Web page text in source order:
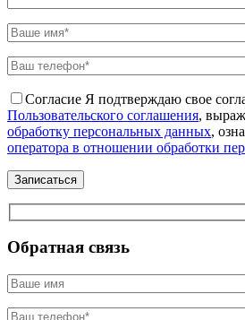
Согласие Я подтверждаю свое
Пользовательского соглашения,
обработку персональных данных,
оператора в отношении обработки
Обратная связь